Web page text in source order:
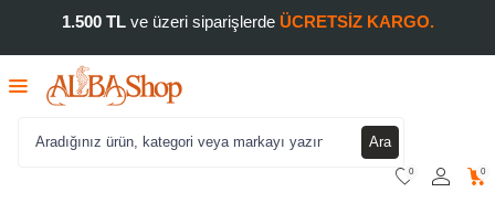
1.500 TLve üzeri siparişlerde ÜCRETSİZ KARGO.
Ara
0 0